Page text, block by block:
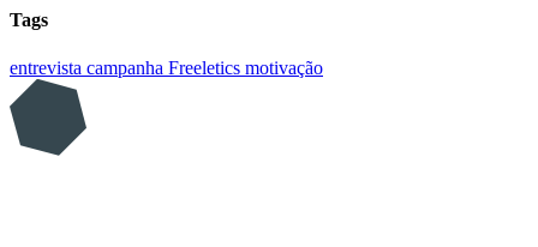
Tags
entrevista campanha Freeletics motivação